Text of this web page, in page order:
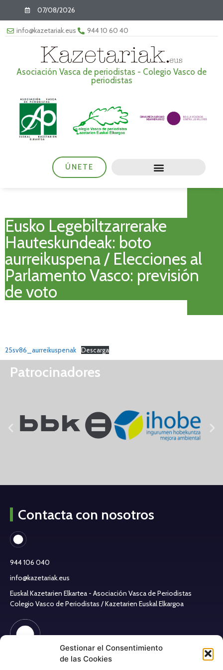
Gestionar el Consentimiento
de las Cookies
07/08/2026
info@kazetariak.eus 944 10 60 40
Asociación Vasca de periodistas - Colegio Vasco de
periodistas
ÚNETE
Eusko Legebiltzarrerake
Hauteskundeak: boto
aurreikuspena / Elecciones al
Parlamento Vasco: previsión
de voto
25sv86_aurreikuspenak Descarga
Patrocinadores
Contacta con nosotros
944 106 040
info@kazetariak.eus
Euskal Kazetarien Elkartea - Asociación Vasca de Periodistas
Colegio Vasco de Periodistas / Kazetarien Euskal Elkargoa